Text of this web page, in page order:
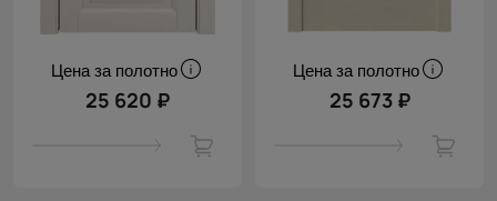
Цена за полотно
25 620 ₽
Цена за полотно
25 673 ₽